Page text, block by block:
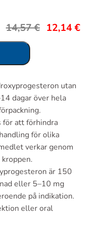
14,57€ 12,14€
utan
dagar över hela
för att förhindra
för olika
verkar genom
är 150
eller 5–10 mg
på indikation.
eller oral